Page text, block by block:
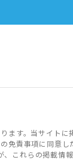
ます。当サイト
免責事項に同意し
これらの掲載